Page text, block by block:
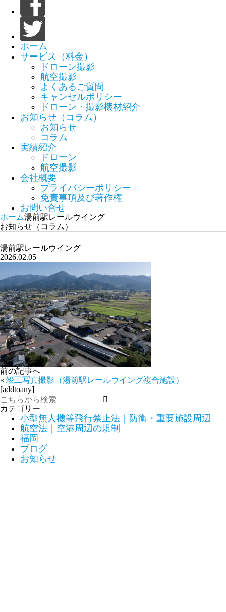
ホーム
サービス（料金）
ドローン撮影
航空撮影
よくあるご質問
キャンセルポリシー
ドローン・撮影機材紹介
お知らせ（コラム）
お知らせ
コラム
実績紹介
ドローン
航空撮影
会社概要
プライバシーポリシー
免責事項及び著作権
お問い合せ
ホーム湯前駅レールウイング
お知らせ（コラム）
湯前駅レールウイング
2026.02.05
前の記事へ
« 竣工写真撮影（湯前駅レールウイング複合施設）
[addtoany]
カテゴリー
小型無人機等飛行禁止法｜防衛・重要施設周辺
航空法｜空港周辺の規制
福岡
ブログ
お知らせ